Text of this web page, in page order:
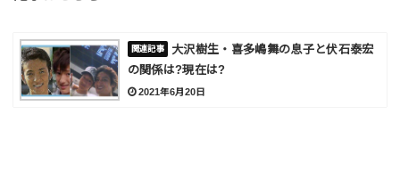
大沢樹生・喜多嶋舞の息子と伏石泰宏
の関係は?現在は?
2021年6月20日